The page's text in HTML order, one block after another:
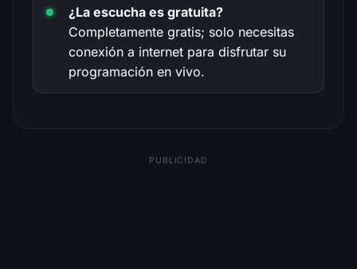
¿La escucha es gratuita?
Completamente gratis; solo necesitas
conexión a internet para disfrutar su
programación en vivo.
PUBLICIDAD